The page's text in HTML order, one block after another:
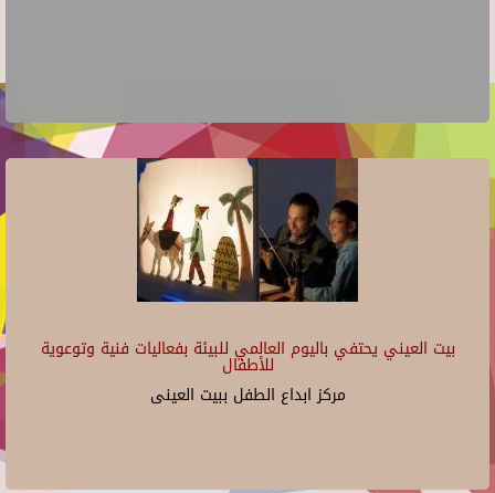
بيت العيني يحتفي باليوم العالمي للبيئة بفعاليات فنية وتوعوية
للأطفال
مركز ابداع الطفل ببيت العينى